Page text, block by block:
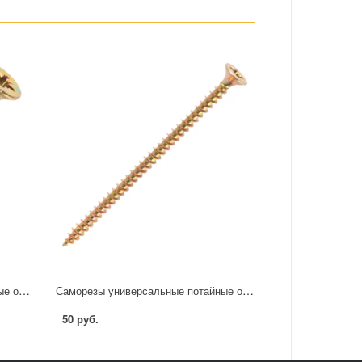
Саморезы универсальные потайные острые оцинкованные 4x45 6 шт. Саморезы универсальные потайные острые оцинкованные 4x70 4 шт.
50 руб.